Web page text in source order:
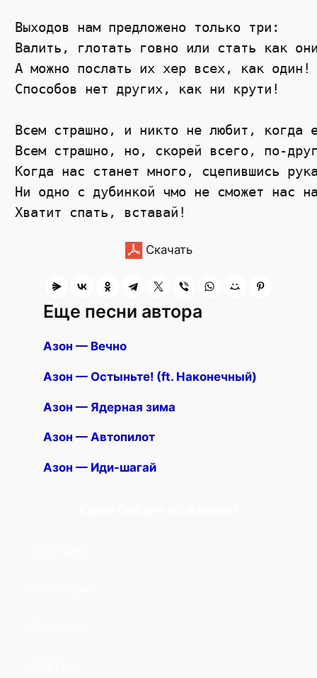
Выходов нам предложено только три:
Валить, глотать говно или стать как
А можно послать их хер всех, как
Способов нет других, как ни крути!
Всем страшно, и никто не любит,
Всем страшно, но, скорей всего, по-
Когда нас станет много, сцепившись
Ни одно с дубинкой чмо не сможет нас
Хватит спать, вставай!
Скачать
Еще песни автора
Азон — Вечно
Азон — Остыньте! (ft. Наконечный)
Азон — Ядерная зима
Азон — Автопилот
Азон — Иди-шагай